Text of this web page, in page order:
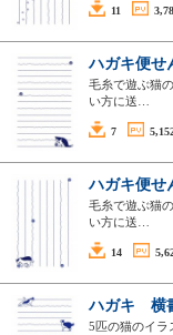
11
ハガキ便
毛糸で遊ぶ猫
い方に送…
7
ハガキ便
毛糸で遊ぶ猫
い方に送…
14
ハガキ 横
5匹の猫のイラ